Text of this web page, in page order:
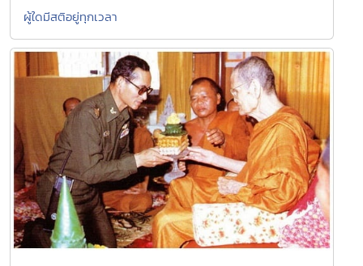
ผู้ใดมีสติอยู่ทุกเวลา